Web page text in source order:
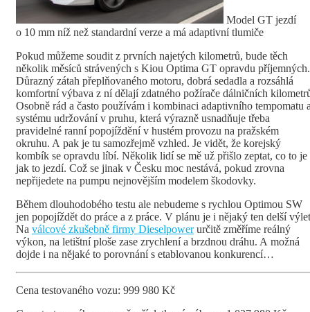
Model GT jezdí
o 10 mm níž než standardní verze a má adaptivní tlumiče
Pokud můžeme soudit z prvních najetých kilometrů, bude těch
několik měsíců strávených s Kiou Optima GT opravdu příjemných.
Důrazný zátah přeplňovaného motoru, dobrá sedadla a rozsáhlá
komfortní výbava z ní dělají zdatného požírače dálničních
Osobně rád a často používám i kombinaci adaptivního tempomatu
systému udržování v pruhu, která výrazně usnadňuje třeba
pravidelné ranní popojíždění v hustém provozu na pražském
okruhu. A pak je tu samozřejmě vzhled. Je vidět, že korejský
kombík se opravdu líbí. Několik lidí se mě už přišlo zeptat, co to je
jak to jezdí. Což se jinak v Česku moc nestává, pokud zrovna
nepřijedete na pumpu nejnovějším modelem škodovky.
Během dlouhodobého testu ale nebudeme s rychlou Optimou SW
jen popojíždět do práce a z práce. V plánu je i nějaký ten delší
Na válcové zkušebně firmy Dieselpowerurčitě změříme reálný
výkon, na letištní ploše zase zrychlení a brzdnou dráhu. A možná
dojde i na nějaké to porovnání s etablovanou konkurencí…
Cena testovaného vozu: 999 980 Kč